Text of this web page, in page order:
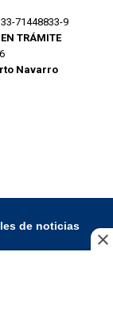
71448833-9
EN TRÁMITE
Navarro
de noticias